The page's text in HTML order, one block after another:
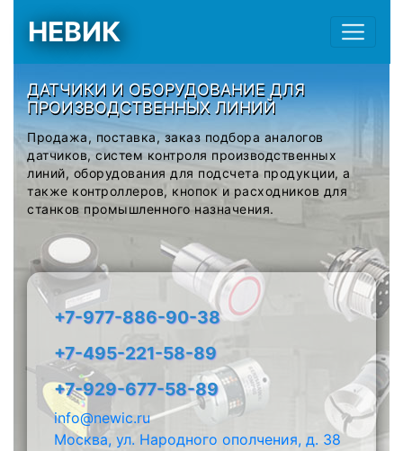
НЕВИК
ДАТЧИКИ И ОБОРУДОВАНИЕ ДЛЯ
ПРОИЗВОДСТВЕННЫХ ЛИНИЙ
Продажа, поставка, заказ подбора аналогов
датчиков, систем контроля производственных
линий, оборудования для подсчета продукции, а
также контроллеров, кнопок и расходников для
станков промышленного назначения.
+7-977-886-90-38
+7-495-221-58-89
+7-929-677-58-89
info@newic.ru
Москва, ул. Народного ополчения, д. 38